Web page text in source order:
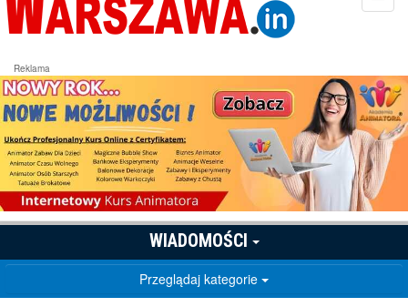
Reklama
WIADOMOŚCI
Przeglądaj kategorie